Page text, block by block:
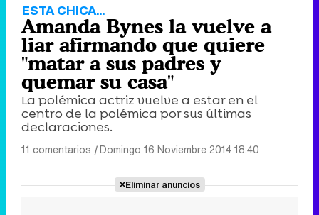
ESTA CHICA...
Amanda Bynes la vuelve a
liar afirmando que quiere
"matar a sus padres y
quemar su casa"
La polémica actriz vuelve a estar en el
centro de la polémica por sus últimas
declaraciones.
11 comentarios |Domingo 16 Noviembre 2014 18:40
Eliminar anuncios